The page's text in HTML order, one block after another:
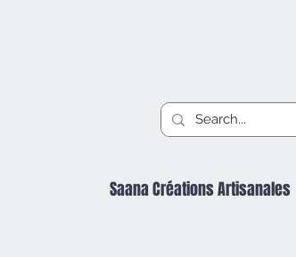
Saana Créations Artisanales